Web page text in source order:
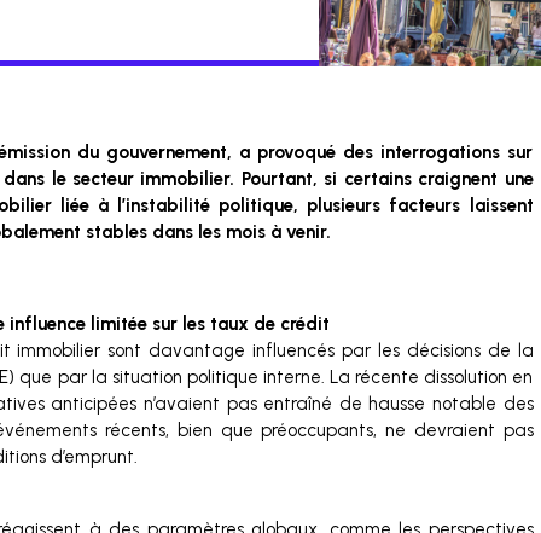
du gouvernement, a provoqué des interrogations sur
le secteur immobilier. Pourtant, si certains craignent une
liée à l’instabilité politique, plusieurs facteurs laissent
stables dans les mois à venir.
influence limitée sur les taux de crédit
immobilier sont davantage influencés par les décisions de la
que par la situation politique interne. La récente dissolution en
anticipées n’avaient pas entraîné de hausse notable des
récents, bien que préoccupants, ne devraient pas
d’emprunt.